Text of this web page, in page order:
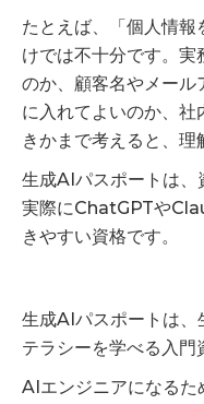
たとえば、「個人情
けでは不十分です。実
のか、顧客名やメール
に入れてよいのか、
きかまで考えると、理
生成AIパスポートは、
実際にChatGPTや
きやすい資格です。
生成AIパスポートは、
テラシーを学べる入門
AIエンジニアになるた